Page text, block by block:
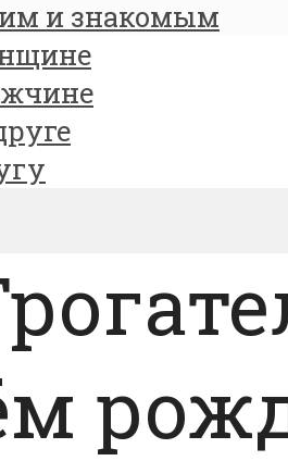
и знакомым